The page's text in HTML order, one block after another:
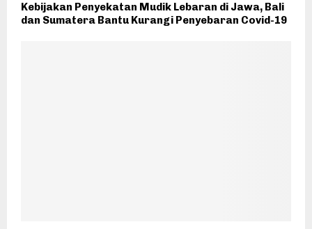
Kebijakan Penyekatan Mudik Lebaran di Jawa, Bali
dan Sumatera Bantu Kurangi Penyebaran Covid-19